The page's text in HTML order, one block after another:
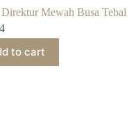
Mewah Busa Tebal
to cart